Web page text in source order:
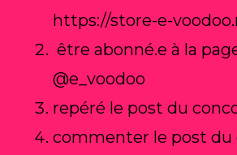
https://store-e-
être abonné.e à la
@e_voodoo
repéré le post du
commenter le post du